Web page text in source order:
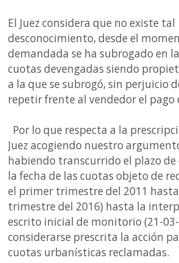
El Juez considera que no existe tal
desconocimiento, desde el
demandada se ha subrogado en
cuotas devengadas siendo
a la que se subrogó, sin perjuicio
repetir frente al vendedor el pago
Por lo que respecta a la
Juez acogiendo nuestro
habiendo transcurrido el plazo de
la fecha de las cuotas objeto de
el primer trimestre del 2011
trimestre del 2016) hasta la
escrito inicial de monitorio (21-
considerarse prescrita la acción
cuotas urbanísticas reclamadas.